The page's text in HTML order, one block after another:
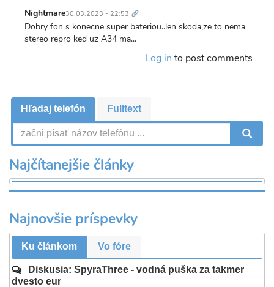
Miro
je
spravne.
:)
Nightmare30.03.2023 - 22:53 odkaz
Dobry fon s konecne super bateriou..len skoda,ze to nema
stereo repro ked uz A34 ma...
Log in to post comments
Hľadaj telefón Fulltext
Najčítanejšie články
Najnovšie príspevky
Ku článkom Vo fóre
Diskusia: SpyraThree - vodná puška za takmer
dvesto eur